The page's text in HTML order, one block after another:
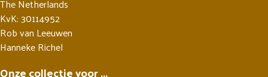
The Netherlands
KvK: 30114952
Rob van Leeuwen
Hanneke Richel
Onze collectie voor ...